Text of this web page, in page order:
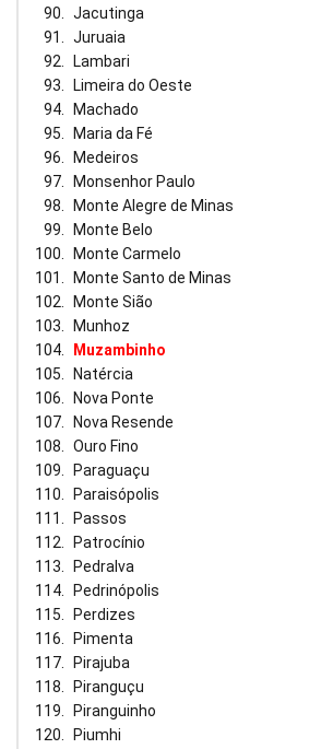
Jacutinga
Juruaia
Lambari
Limeira do Oeste
Machado
Maria da Fé
Medeiros
Monsenhor Paulo
Monte Alegre de Minas
Monte Belo
Monte Carmelo
Monte Santo de Minas
Monte Sião
Munhoz
Muzambinho
Natércia
Nova Ponte
Nova Resende
Ouro Fino
Paraguaçu
Paraisópolis
Passos
Patrocínio
Pedralva
Pedrinópolis
Perdizes
Pimenta
Pirajuba
Piranguçu
Piranguinho
Piumhi